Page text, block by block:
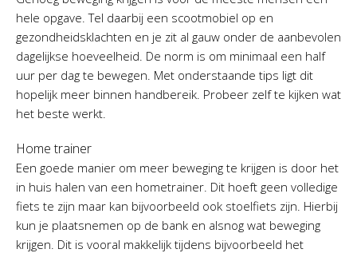
hele opgave. Tel daarbij een scootmobiel op en
gezondheidsklachten en je zit al gauw onder de aanbevolen
dagelijkse hoeveelheid. De norm is om minimaal een half
uur per dag te bewegen. Met onderstaande tips ligt dit
hopelijk meer binnen handbereik. Probeer zelf te kijken wat
het beste werkt.
Home trainer
Een goede manier om meer beweging te krijgen is door het
in huis halen van een hometrainer. Dit hoeft geen volledige
fiets te zijn maar kan bijvoorbeeld ook stoelfiets zijn. Hierbij
kun je plaatsnemen op de bank en alsnog wat beweging
krijgen. Dit is vooral makkelijk tijdens bijvoorbeeld het